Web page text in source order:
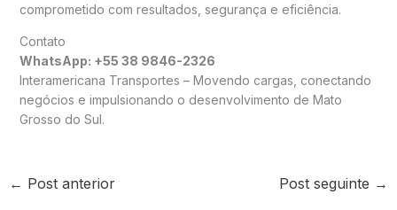
comprometido com resultados, segurança e eficiência.
Contato
WhatsApp: +55 38 9846-2326
Interamericana Transportes – Movendo cargas, conectando
negócios e impulsionando o desenvolvimento de Mato
Grosso do Sul.
← Post anterior Post seguinte →